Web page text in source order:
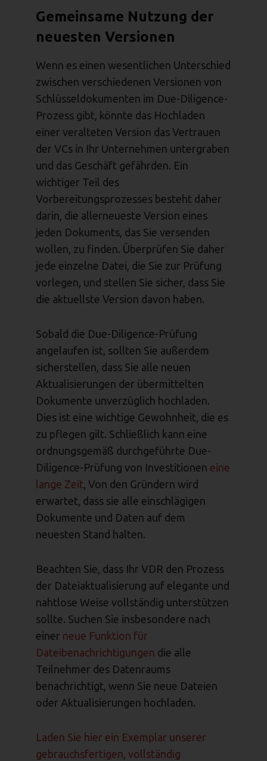
Gemeinsame Nutzung der
neuesten Versionen
Wenn es einen wesentlichen Unterschied
zwischen verschiedenen Versionen von
Schlüsseldokumenten im Due-Diligence-
Prozess gibt, könnte das Hochladen
einer veralteten Version das Vertrauen
der VCs in Ihr Unternehmen untergraben
und das Geschäft gefährden. Ein
wichtiger Teil des
Vorbereitungsprozesses besteht daher
darin, die allerneueste Version eines
jeden Dokuments, das Sie versenden
wollen, zu finden. Überprüfen Sie daher
jede einzelne Datei, die Sie zur Prüfung
vorlegen, und stellen Sie sicher, dass Sie
die aktuellste Version davon haben.
Sobald die Due-Diligence-Prüfung
angelaufen ist, sollten Sie außerdem
sicherstellen, dass Sie alle neuen
Aktualisierungen der übermittelten
Dokumente unverzüglich hochladen.
Dies ist eine wichtige Gewohnheit, die es
zu pflegen gilt. Schließlich kann eine
ordnungsgemäß durchgeführte Due-
Diligence-Prüfung von Investitionen eine
lange Zeit, Von den Gründern wird
erwartet, dass sie alle einschlägigen
Dokumente und Daten auf dem
neuesten Stand halten.
Beachten Sie, dass Ihr VDR den Prozess
der Dateiaktualisierung auf elegante und
nahtlose Weise vollständig unterstützen
sollte. Suchen Sie insbesondere nach
einer neue Funktion für
Dateibenachrichtigungen die alle
Teilnehmer des Datenraums
benachrichtigt, wenn Sie neue Dateien
oder Aktualisierungen hochladen.
Laden Sie hier ein Exemplar unserer
gebrauchsfertigen, vollständig